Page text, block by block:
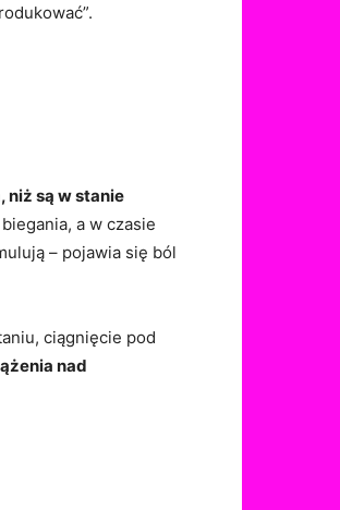
niż są w stanie
a w czasie
– pojawia się ból
ciągnięcie pod
nad